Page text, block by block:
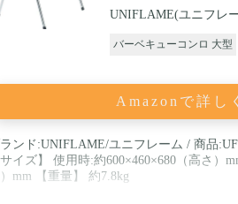
UNIFLAME(ユニフレ
バーベキューコンロ 大型
Amazonで詳し
ンド:UNIFLAME/ユニフレーム / 商品
サイズ】 使用時:約600×460×680（高さ）
mm 【重量】 約7.8kg